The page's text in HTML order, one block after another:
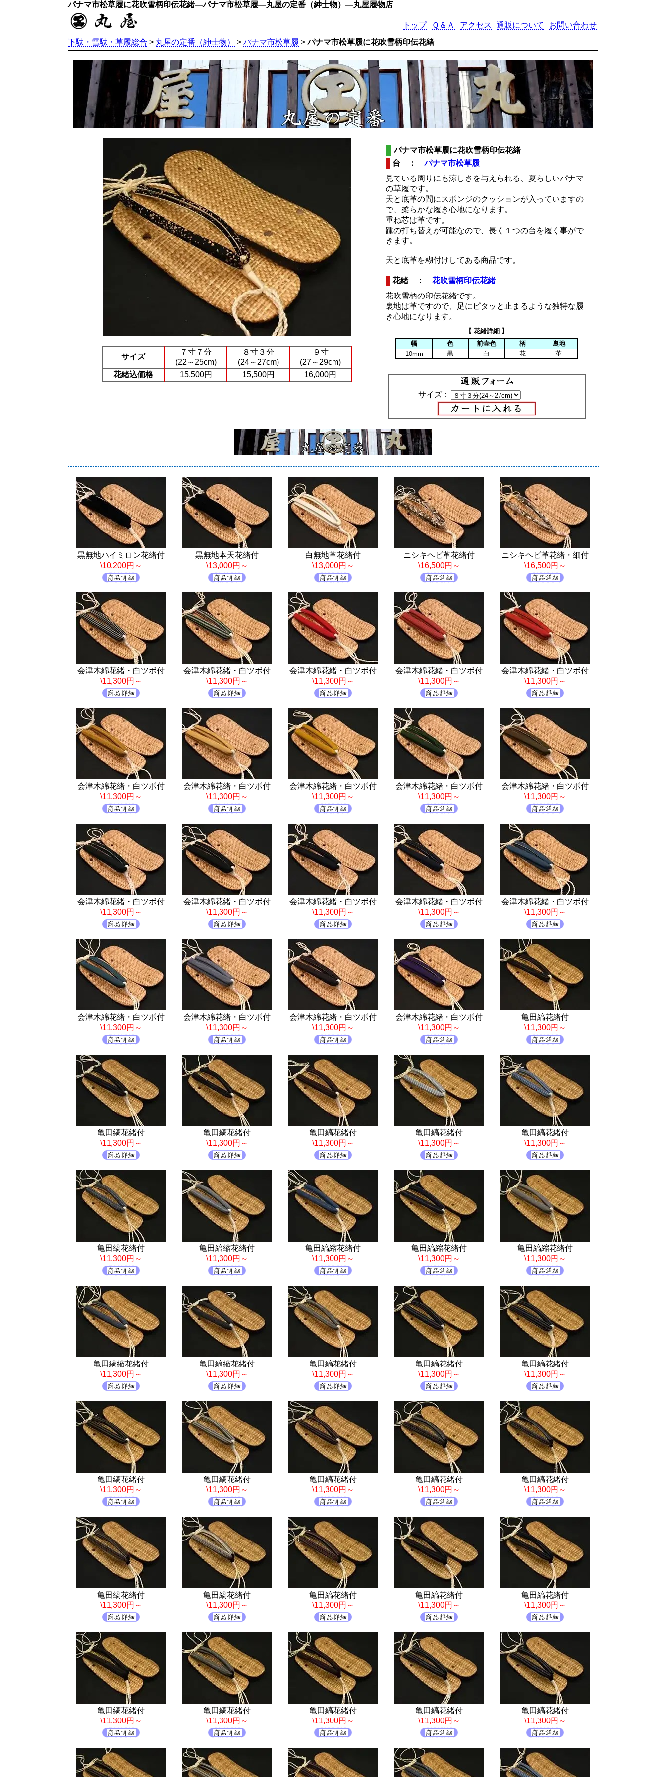
パナマ市松草履に花吹雪柄印伝花緒―パナマ市松草履―丸屋の定番（紳士物）―丸屋履物店
トップ Ｑ＆Ａ アクセス 通販について
お問い合わせ
下駄・雪駄・草履総合 > 丸屋の定番（紳士物） > パナマ市松草履 >パナマ市松草履に花吹雪柄印伝花緒
サイズ
７寸７分
(22～25cm)
８寸３分
(24～27cm)
９寸
(27～29cm)
花緒込価格
15,500円 15,500円 16,000円
パナマ市松草履に花吹雪柄印伝花緒
台 ：パナマ市松草履
見ている周りにも涼しさを与えられる、夏らしいパナマ
の草履です。
天と底革の間にスポンジのクッションが入っていますの
で、柔らかな履き心地になります。
重ね芯は革です。
踵の打ち替えが可能なので、長く１つの台を履く事がで
きます。
天と底革を糊付けしてある商品です。
花緒 ：花吹雪柄印伝花緒
花吹雪柄の印伝花緒です。
裏地は革ですので、足にピタッと止まるような独特な履
き心地になります。
【 花緒詳細 】
幅
色 前壷色 柄
裏地
10mm
黒 白 花 革
サイズ：
黒無地ハイミロン花緒付
\10,200円～
黒無地本天花緒付
\13,000円～
白無地革花緒付
\13,000円～
ニシキヘビ革花緒付
\16,500円～
ニシキヘビ革花緒・細付
\16,500円～
会津木綿花緒・白ツボ付
\11,300円～
会津木綿花緒・白ツボ付
\11,300円～
会津木綿花緒・白ツボ付
\11,300円～
会津木綿花緒・白ツボ付
\11,300円～
会津木綿花緒・白ツボ付
\11,300円～
会津木綿花緒・白ツボ付
\11,300円～
会津木綿花緒・白ツボ付
\11,300円～
会津木綿花緒・白ツボ付
\11,300円～
会津木綿花緒・白ツボ付
\11,300円～
会津木綿花緒・白ツボ付
\11,300円～
会津木綿花緒・白ツボ付
\11,300円～
会津木綿花緒・白ツボ付
\11,300円～
会津木綿花緒・白ツボ付
\11,300円～
会津木綿花緒・白ツボ付
\11,300円～
会津木綿花緒・白ツボ付
\11,300円～
会津木綿花緒・白ツボ付
\11,300円～
会津木綿花緒・白ツボ付
\11,300円～
会津木綿花緒・白ツボ付
\11,300円～
会津木綿花緒・白ツボ付
\11,300円～
亀田縞花緒付
\11,300円～
亀田縞花緒付
\11,300円～
亀田縞花緒付
\11,300円～
亀田縞花緒付
\11,300円～
亀田縞花緒付
\11,300円～
亀田縞花緒付
\11,300円～
亀田縞花緒付
\11,300円～
亀田縞縮花緒付
\11,300円～
亀田縞縮花緒付
\11,300円～
亀田縞縮花緒付
\11,300円～
亀田縞縮花緒付
\11,300円～
亀田縞縮花緒付
\11,300円～
亀田縞縮花緒付
\11,300円～
亀田縞花緒付
\11,300円～
亀田縞花緒付
\11,300円～
亀田縞花緒付
\11,300円～
亀田縞花緒付
\11,300円～
亀田縞花緒付
\11,300円～
亀田縞花緒付
\11,300円～
亀田縞花緒付
\11,300円～
亀田縞花緒付
\11,300円～
亀田縞花緒付
\11,300円～
亀田縞花緒付
\11,300円～
亀田縞花緒付
\11,300円～
亀田縞花緒付
\11,300円～
亀田縞花緒付
\11,300円～
亀田縞花緒付
\11,300円～
亀田縞花緒付
\11,300円～
亀田縞花緒付
\11,300円～
亀田縞花緒付
\11,300円～
亀田縞花緒付
\11,300円～